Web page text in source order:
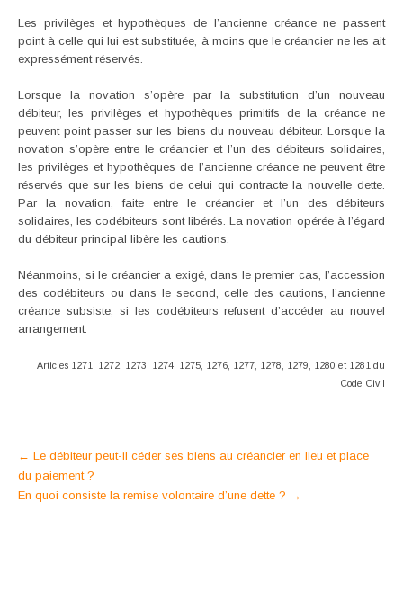
Les privilèges et hypothèques de l’ancienne créance ne passent
point à celle qui lui est substituée, à moins que le créancier ne les ait
expressément réservés.
Lorsque la novation s’opère par la substitution d’un nouveau
débiteur, les privilèges et hypothèques primitifs de la créance ne
peuvent point passer sur les biens du nouveau débiteur. Lorsque la
novation s’opère entre le créancier et l’un des débiteurs solidaires,
les privilèges et hypothèques de l’ancienne créance ne peuvent être
réservés que sur les biens de celui qui contracte la nouvelle dette.
Par la novation, faite entre le créancier et l’un des débiteurs
solidaires, les codébiteurs sont libérés. La novation opérée à l’égard
du débiteur principal libère les cautions.
Néanmoins, si le créancier a exigé, dans le premier cas, l’accession
des codébiteurs ou dans le second, celle des cautions, l’ancienne
créance subsiste, si les codébiteurs refusent d’accéder au nouvel
arrangement.
Articles 1271, 1272, 1273, 1274, 1275, 1276, 1277, 1278, 1279, 1280 et 1281 du
Code Civil
Post
navigation
← Le débiteur peut-il céder ses biens au créancier en lieu et place
du paiement ?
En quoi consiste la remise volontaire d’une dette ? →